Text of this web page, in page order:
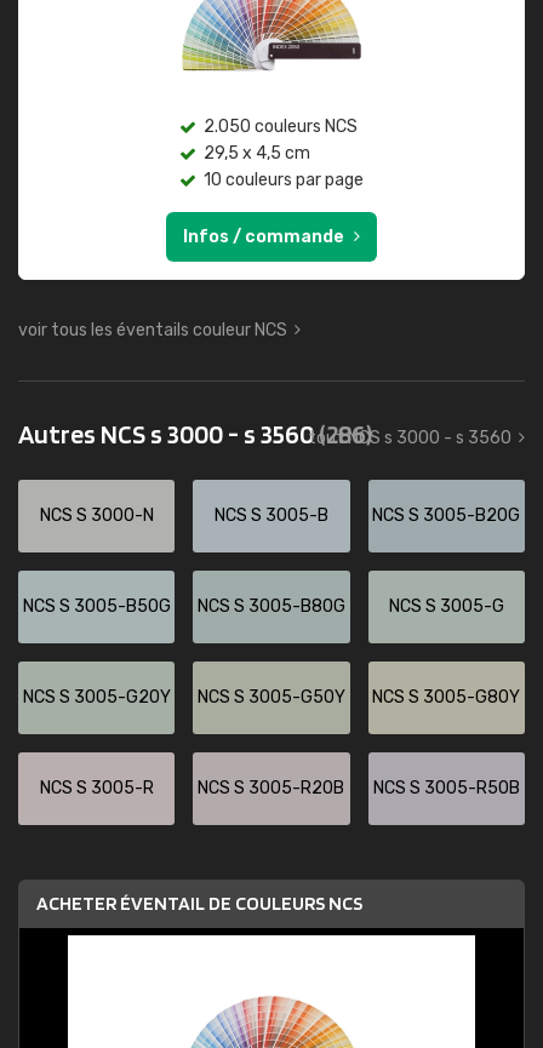
2.050 couleurs NCS
29,5 x 4,5 cm
10 couleurs par page
Infos / commande
voir tous les éventails couleur NCS
Autres NCS s 3000 - s 3560(286)
tout NCS s 3000 - s 3560
NCS S 3000-N NCS S 3005-B NCS S 3005-B20G
NCS S 3005-B50G NCS S 3005-B80G NCS S 3005-G
NCS S 3005-G20Y NCS S 3005-G50Y NCS S 3005-G80Y
NCS S 3005-R NCS S 3005-R20B NCS S 3005-R50B
ACHETER ÉVENTAIL DE COULEURS NCS